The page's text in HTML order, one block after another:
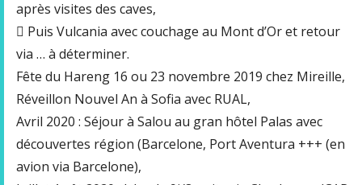
après visites des caves,
 Puis Vulcania avec couchage au Mont d’Or et retour
via … à déterminer.
Fête du Hareng 16 ou 23 novembre 2019 chez Mireille,
Réveillon Nouvel An à Sofia avec RUAL,
Avril 2020 : Séjour à Salou au gran hôtel Palas avec
découvertes région (Barcelone, Port Aventura +++ (en
avion via Barcelone),